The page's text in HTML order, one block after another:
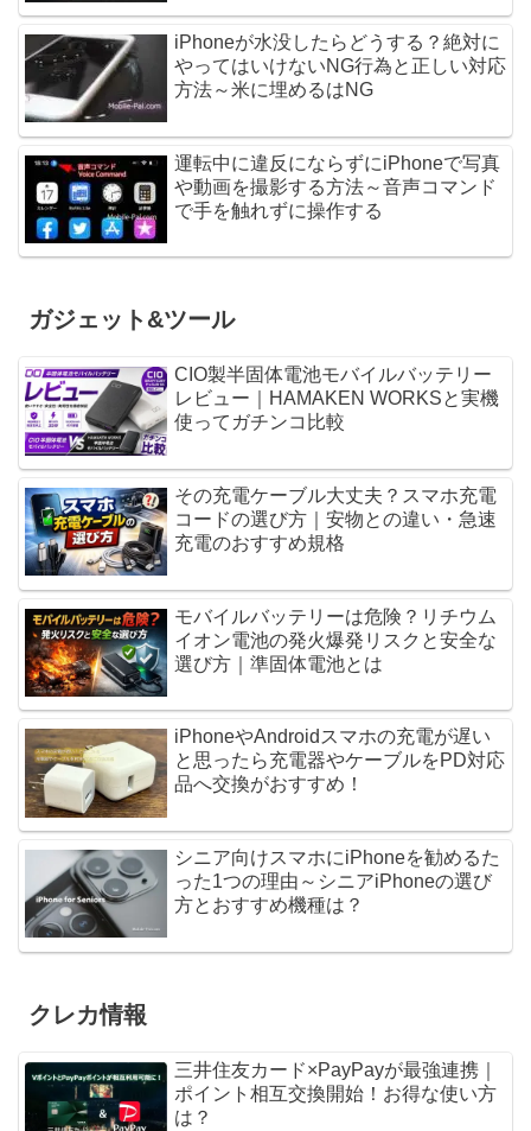
iPhoneが水没したらどうする？絶対に
やってはいけないNG行為と正しい対応
方法～米に埋めるはNG
運転中に違反にならずにiPhoneで写真
や動画を撮影する方法～音声コマンド
で手を触れずに操作する
ガジェット&ツール
CIO製半固体電池モバイルバッテリー
レビュー｜HAMAKEN WORKSと実機
使ってガチンコ比較
その充電ケーブル大丈夫？スマホ充電
コードの選び方｜安物との違い・急速
充電のおすすめ規格
モバイルバッテリーは危険？リチウム
イオン電池の発火爆発リスクと安全な
選び方｜準固体電池とは
iPhoneやAndroidスマホの充電が遅い
と思ったら充電器やケーブルをPD対応
品へ交換がおすすめ！
シニア向けスマホにiPhoneを勧めるた
った1つの理由～シニアiPhoneの選び
方とおすすめ機種は？
クレカ情報
三井住友カード×PayPayが最強連携｜
ポイント相互交換開始！お得な使い方
は？